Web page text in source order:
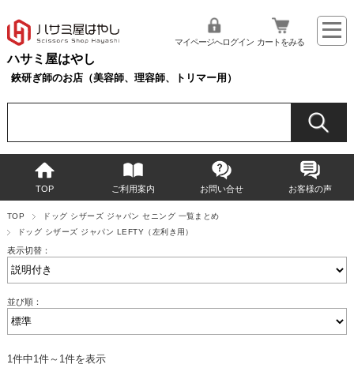
ハサミ屋はやし
鋏研ぎ師のお店（美容師、理容師、トリマー用）
マイページへログイン カートをみる
TOP ご利用案内 お問い合せ お客様の声
TOP
ドッグ シザーズ ジャパン セニング 一覧まとめ
ドッグ シザーズ ジャパン LEFTY（左利き用）
表示切替：
並び順：
1件中1件～1件を表示